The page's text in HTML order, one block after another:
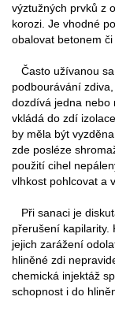
výztužných prvků z
korozi. Je vhodné
obalovat betonem
Často užívanou
podbourávání
dozdívá jedna nebo
vkládá do zdí
by měla být
zde posléze
použití cihel
vlhkost pohlcovat a
Při sanaci je
přerušení kapilarity.
jejich zarážení
hliněné zdi
chemická injektáž
schopnost i do